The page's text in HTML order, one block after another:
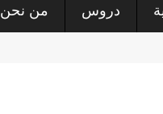
دروس من نحن